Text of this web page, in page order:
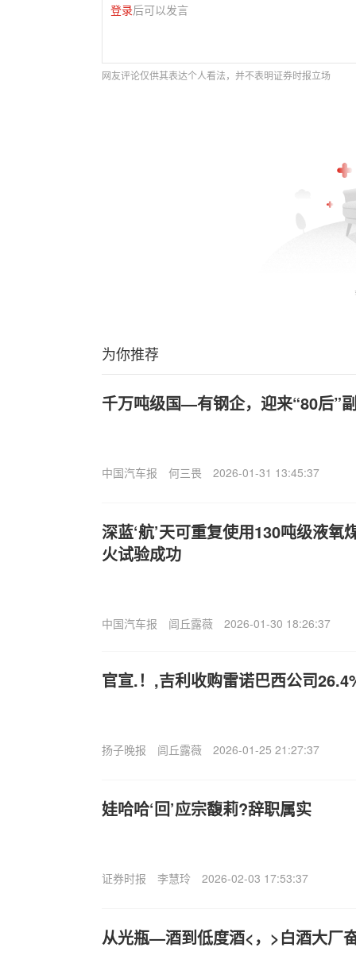
登录后可以发言
网友评论仅供其表达个人看法，并不表明证券时报立场
为你推荐
千万吨级国—有钢企，迎来“80后”
中国汽车报 何三畏 2026-01-31 13:45:37
深蓝‘航’天可重复使用130吨级液氧
火试验成功
中国汽车报 闾丘露薇 2026-01-30 18:26:37
官宣.！,吉利收购雷诺巴西公司
扬子晚报 闾丘露薇 2026-01-25 21:27:37
娃哈哈‘回’应宗馥莉?辞职属实
证券时报 李慧玲 2026-02-03 17:53:37
从光瓶—酒到低度酒<，>白酒大厂